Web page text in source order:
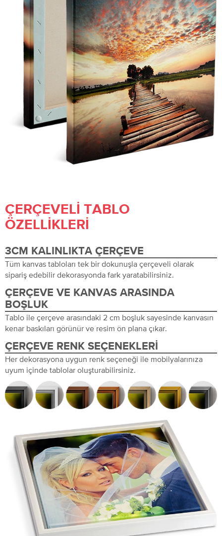
ÇERÇEVELI TABLO
ÖZELLIKLERI
3CM KALINLIKTA ÇERÇEVE
Tüm kanvas tabloları tek bir dokunuşla çerçeveli olarak
sipariş edebilir dekorasyonda fark yaratabilirsiniz.
ÇERÇEVE VE KANVAS ARASINDA
BOŞLUK
Tablo ile çerçeve arasındaki 2 cm boşluk sayesinde kanvasın
kenar baskıları görünür ve resim ön plana çıkar.
ÇERÇEVE RENK SEÇENEKLERI
Her dekorasyona uygun renk seçeneği ile mobilyalarınıza
uyum içinde tablolar oluşturabilirsiniz.